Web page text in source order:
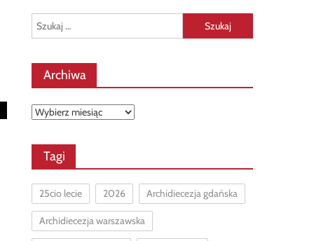
Szukaj:
Archiwa
Archiwa
Tagi
25cio lecie 2026 Archidiecezja gdańska
Archidiecezja warszawska